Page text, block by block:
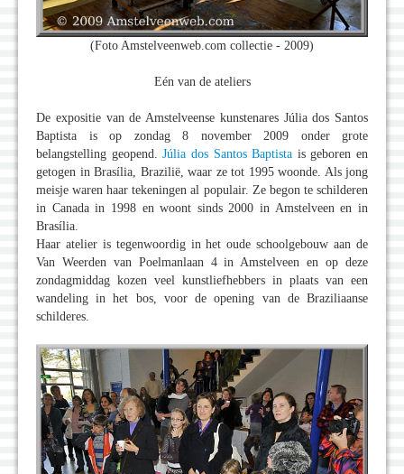
(Foto Amstelveenweb.com collectie - 2009)
Eén van de ateliers
De expositie van de Amstelveense kunstenares Júlia dos Santos
Baptista is op zondag 8 november 2009 onder grote
belangstelling geopend.Júlia dos Santos Baptista is geboren en
getogen in Brasília, Brazilië, waar ze tot 1995 woonde. Als jong
meisje waren haar tekeningen al populair. Ze begon te schilderen
in Canada in 1998 en woont sinds 2000 in Amstelveen en in
Brasília.
Haar atelier is tegenwoordig in het oude schoolgebouw aan de
Van Weerden van Poelmanlaan 4 in Amstelveen en op deze
zondagmiddag kozen veel kunstliefhebbers in plaats van een
wandeling in het bos, voor de opening van de Braziliaanse
schilderes.